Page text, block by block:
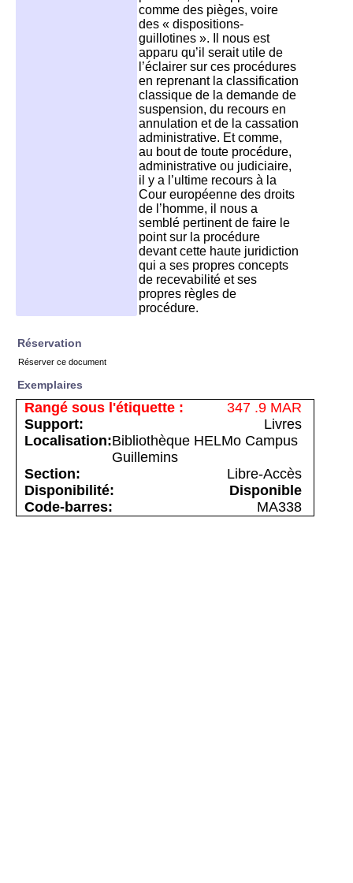
comme des pièges, voire
des « dispositions-
guillotines ». Il nous est
apparu qu’il serait utile de
l’éclairer sur ces procédures
en reprenant la classification
classique de la demande de
suspension, du recours en
annulation et de la cassation
administrative. Et comme,
au bout de toute procédure,
administrative ou judiciaire,
il y a l’ultime recours à la
Cour européenne des droits
de l’homme, il nous a
semblé pertinent de faire le
point sur la procédure
devant cette haute juridiction
qui a ses propres concepts
de recevabilité et ses
propres règles de
procédure.
Réservation
Réserver ce document
Exemplaires
347 .9 MAR
Livres
Bibliothèque HELMo Campus
Guillemins
Libre-Accès
Disponible
MA338